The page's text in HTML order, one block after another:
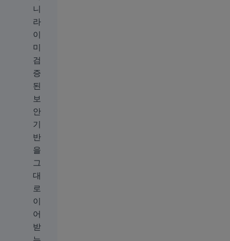
니
라
이
미
검
증
된
보
안
기
반
을
그
대
로
이
어
받